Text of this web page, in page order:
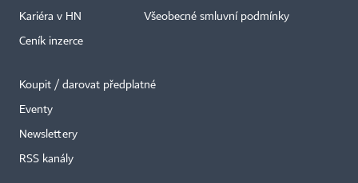
Kariéra v HN
Ceník inzerce
Všeobecné smluvní podmínky
Koupit / darovat předplatné
Eventy
Newslettery
RSS kanály